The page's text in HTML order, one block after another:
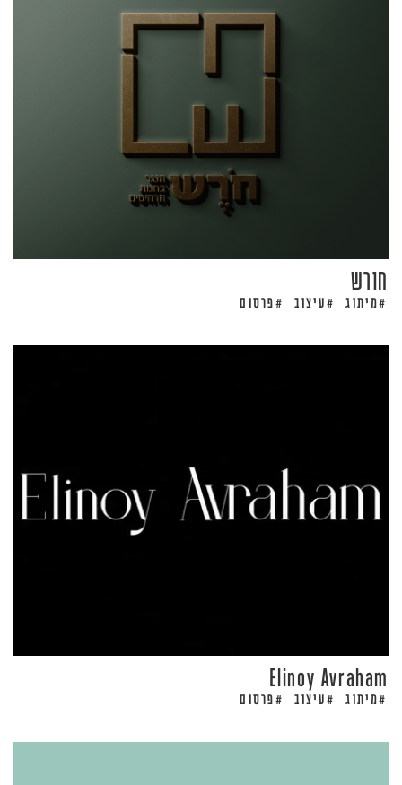
חורש
#מיתוג #עיצוב #פרסום
Elinoy Avraham
#מיתוג #עיצוב #פרסום